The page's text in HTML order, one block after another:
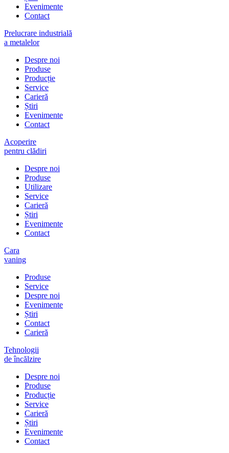
Evenimente
Contact
Prelucrare industrială
a metalelor
Despre noi
Produse
Producție
Service
Carieră
Știri
Evenimente
Contact
Acoperire
pentru clădiri
Despre noi
Produse
Utilizare
Service
Carieră
Știri
Evenimente
Contact
Cara
vaning
Produse
Service
Despre noi
Evenimente
Știri
Contact
Carieră
Tehnologii
de încălzire
Despre noi
Produse
Producție
Service
Carieră
Știri
Evenimente
Contact